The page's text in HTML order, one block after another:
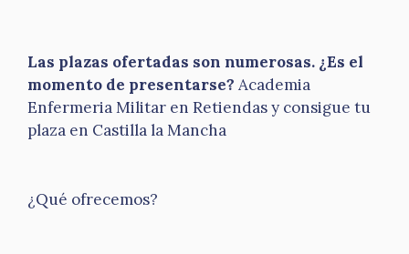
Las plazas ofertadas son numerosas. ¿Es el
momento de presentarse? Academia
Enfermeria Militar en Retiendas y consigue tu
plaza en Castilla la Mancha
¿Qué ofrecemos?